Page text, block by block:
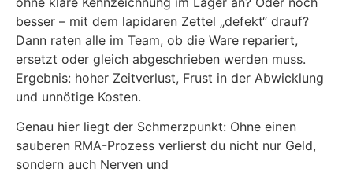
besser – mit dem lapidaren Zettel „defekt“ drauf?
Dann raten alle im Team, ob die Ware repariert,
ersetzt oder gleich abgeschrieben werden muss.
Ergebnis: hoher Zeitverlust, Frust in der Abwicklung
und unnötige Kosten.
Genau hier liegt der Schmerzpunkt: Ohne einen
sauberen RMA-Prozess verlierst du nicht nur Geld,
sondern auch Nerven und